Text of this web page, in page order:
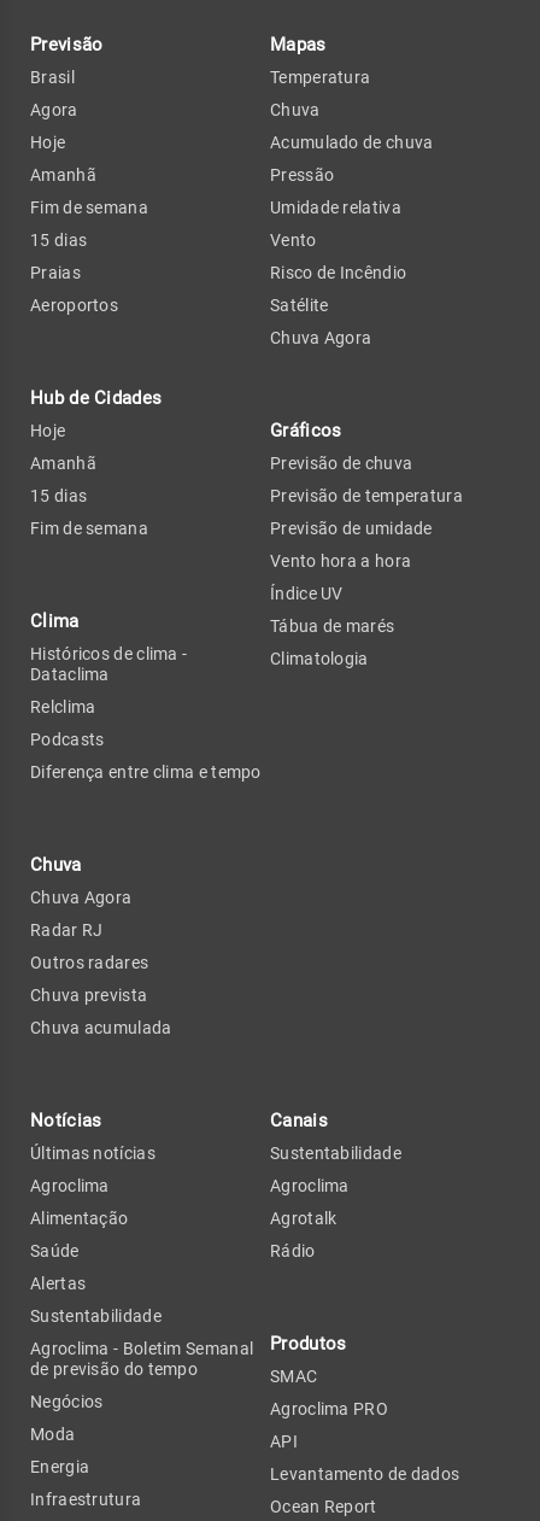
Previsão
Brasil
Agora
Hoje
Amanhã
Fim de semana
15 dias
Praias
Aeroportos
Hub de Cidades
Hoje
Amanhã
15 dias
Fim de semana
Clima
Históricos de clima -
Dataclima
Relclima
Podcasts
Diferença entre clima e tempo
Chuva
Chuva Agora
Radar RJ
Outros radares
Chuva prevista
Chuva acumulada
Mapas
Temperatura
Chuva
Acumulado de chuva
Pressão
Umidade relativa
Vento
Risco de Incêndio
Satélite
Chuva Agora
Gráficos
Previsão de chuva
Previsão de temperatura
Previsão de umidade
Vento hora a hora
Índice UV
Tábua de marés
Climatologia
Notícias
Últimas notícias
Agroclima
Alimentação
Saúde
Alertas
Sustentabilidade
Agroclima - Boletim Semanal
de previsão do tempo
Negócios
Moda
Energia
Infraestrutura
Canais
Sustentabilidade
Agroclima
Agrotalk
Rádio
Produtos
SMAC
Agroclima PRO
API
Levantamento de dados
Ocean Report